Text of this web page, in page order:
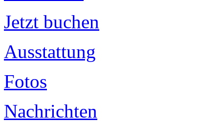
Jetzt buchen
Ausstattung
Fotos
Nachrichten